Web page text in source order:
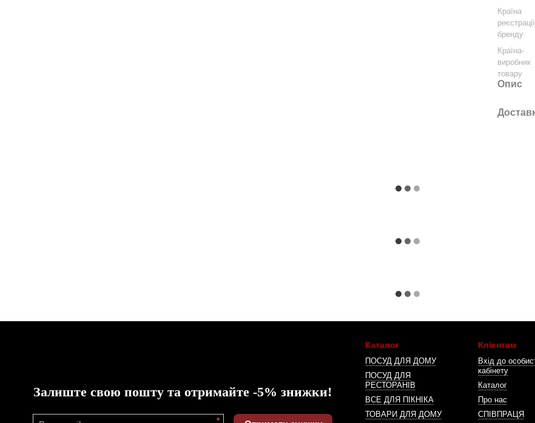
Країна
реєстрації
бренду
Країна-
виробник
товару
Опис
Залиште свою пошту та отримайте -5% знижки!
*
Каталог
ПОСУД ДЛЯ ДОМУ
ПОСУД ДЛЯ
РЕСТОРАНІВ
ВСЕ ДЛЯ ПІКНІКА
ТОВАРИ ДЛЯ ДОМУ
Клієнтам
Вхід до
кабінету
Каталог
Про нас
СПІВПРАЦЯ